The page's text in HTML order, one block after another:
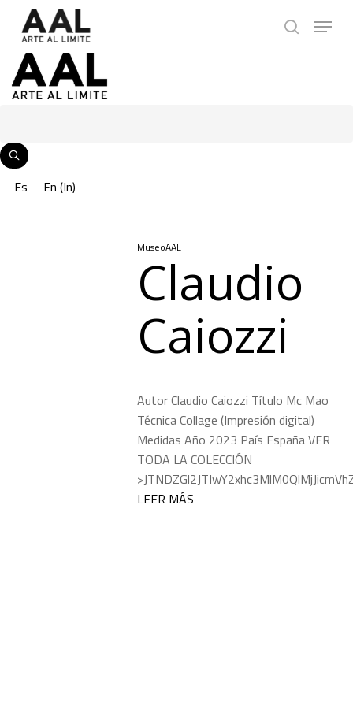
main
content
Es En (In)
search
Menu
MuseoAAL
Claudio
Caiozzi
Autor Claudio Caiozzi Título Mc Mao
Técnica Collage (Impresión digital)
Medidas Año 2023 País España VER
TODA LA COLECCIÓN
LEER MÁS